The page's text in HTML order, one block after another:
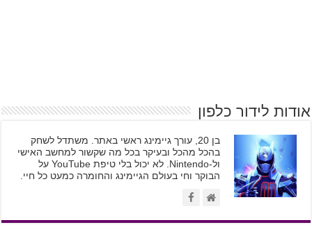
אודות לידור כלפון
בן 20, עורך גיימינג ראשי באתר. משתדל לשחק
בהכל מהכל ובעיקר בכל מה שקשור למחשב האישי
ול-Nintendo. לא יכול בלי טיפת YouTube על
הבוקר וחי בעולם הגיימינג והחומרה כמעט כל חיי.